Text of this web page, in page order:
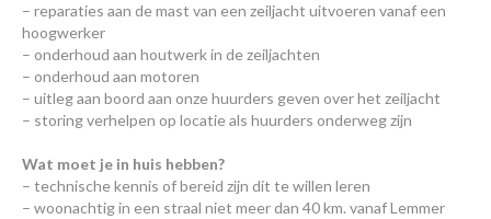
– reparaties aan de mast van een zeiljacht uitvoeren vanaf een
hoogwerker
– onderhoud aan houtwerk in de zeiljachten
– onderhoud aan motoren
– uitleg aan boord aan onze huurders geven over het zeiljacht
– storing verhelpen op locatie als huurders onderweg zijn
Wat moet je in huis hebben?
– technische kennis of bereid zijn dit te willen leren
– woonachtig in een straal niet meer dan 40 km. vanaf Lemmer